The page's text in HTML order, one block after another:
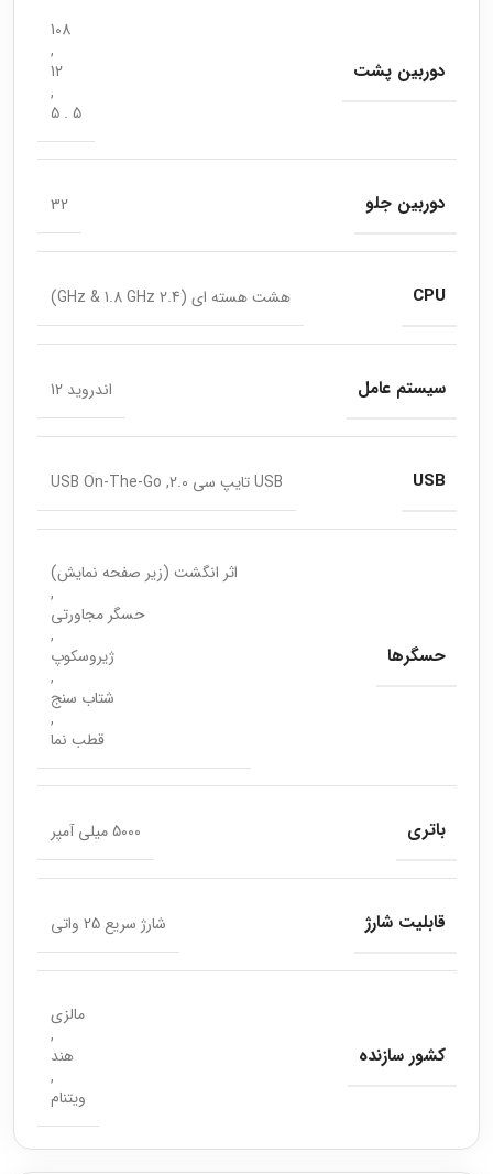
دوربین پشت
108
,
12
,
5 . 5
دوربین جلو 32
CPU هشت هسته ای (2.4 GHz & 1.8 GHz)
سیستم عامل اندروید 12
USB USB تایپ سی 2.0, USB On-The-Go
حسگرها
اثر انگشت (زیر صفحه نمایش)
,
حسگر مجاورتی
,
ژیروسکوپ
,
شتاب سنج
,
قطب نما
باتری 5000 میلی آمپر
قابلیت شارژ شارژ سریع 25 واتی
کشور سازنده
مالزی
,
هند
,
ویتنام